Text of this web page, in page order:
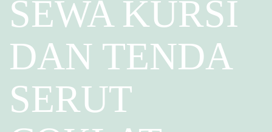
SEWA KURSI
DAN TENDA
SERUT